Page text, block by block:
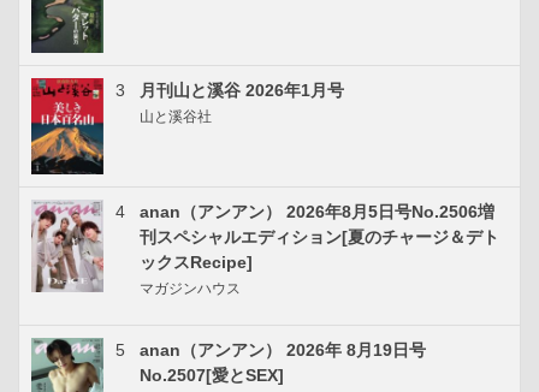
3 月刊山と溪谷 2026年1月号
山と溪谷社
4
anan（アンアン） 2026年8月5日号No.2506増
刊スペシャルエディション[夏のチャージ＆デト
ックスRecipe]
マガジンハウス
5
anan（アンアン） 2026年 8月19日号
No.2507[愛とSEX]